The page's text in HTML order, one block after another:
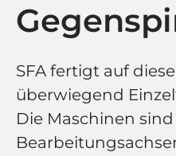
SFA fertigt auf
überwiegend
Die Maschinen